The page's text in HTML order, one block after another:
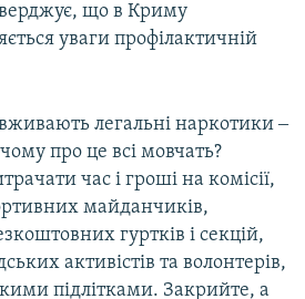
що в Криму
уваги профілактичній
легальні наркотики ‒
про це всі мовчать?
час і гроші на комісії,
майданчиків,
гуртків і секцій,
активістів та волонтерів,
підлітками. Закрийте, а